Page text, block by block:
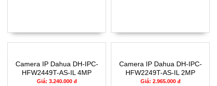
Camera IP Dahua DH-IPC-
HFW2449T-AS-IL 4MP
Giá: 3.240.000 đ
Camera IP Dahua DH-IPC-
HFW2249T-AS-IL 2MP
Giá: 2.965.000 đ